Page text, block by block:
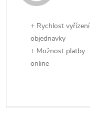
+ Rychlost vyřízení
objednavky
+ Možnost platby
online